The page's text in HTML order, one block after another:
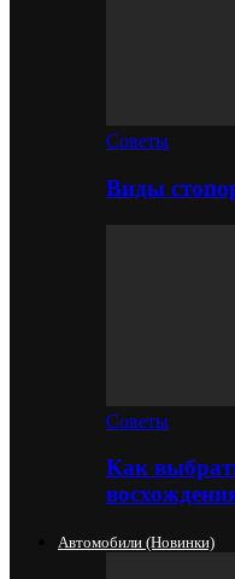
Советы
Виды
Советы
Как
Автомобили (новинки)